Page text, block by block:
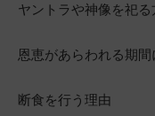
ヤントラや神像を祀る
恩恵があらわれる期間
断食を行う理由